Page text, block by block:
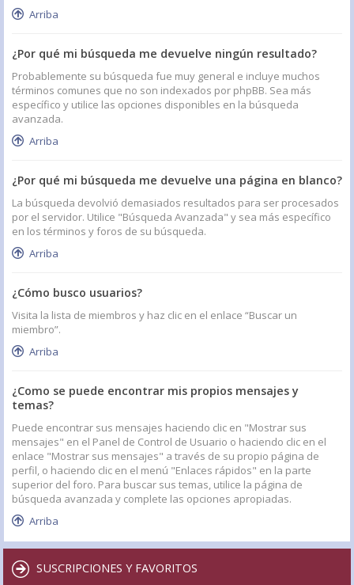
Arriba
¿Por qué mi búsqueda me devuelve ningún resultado?
Probablemente su búsqueda fue muy general e incluye muchos
términos comunes que no son indexados por phpBB. Sea más
específico y utilice las opciones disponibles en la búsqueda
avanzada.
Arriba
¿Por qué mi búsqueda me devuelve una página en blanco?
La búsqueda devolvió demasiados resultados para ser procesados
por el servidor. Utilice "Búsqueda Avanzada" y sea más específico
en los términos y foros de su búsqueda.
Arriba
¿Cómo busco usuarios?
Visita la lista de miembros y haz clic en el enlace “Buscar un
miembro”.
Arriba
¿Como se puede encontrar mis propios mensajes y
temas?
Puede encontrar sus mensajes haciendo clic en "Mostrar sus
mensajes" en el Panel de Control de Usuario o haciendo clic en el
enlace "Mostrar sus mensajes" a través de su propio página de
perfil, o haciendo clic en el menú "Enlaces rápidos" en la parte
superior del foro. Para buscar sus temas, utilice la página de
búsqueda avanzada y complete las opciones apropiadas.
Arriba
SUSCRIPCIONES Y FAVORITOS